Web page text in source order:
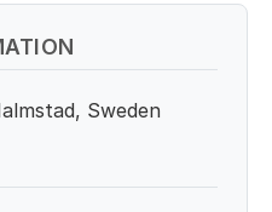
Sweden